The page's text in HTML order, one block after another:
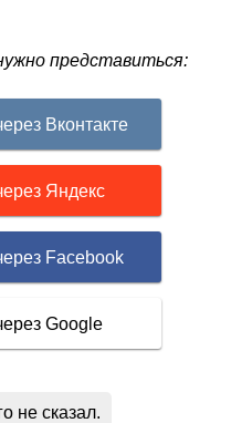
представиться:
Вконтакте
Яндекс
Facebook
Google
не сказал.